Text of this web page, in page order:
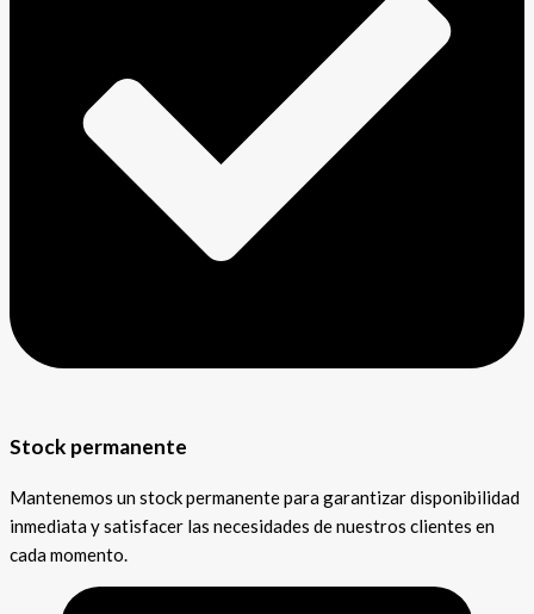
Stock permanente
Mantenemos un stock permanente para garantizar disponibilidad
inmediata y satisfacer las necesidades de nuestros clientes en
cada momento.